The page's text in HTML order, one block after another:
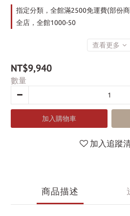
指定分類，全館滿2500免運費(部份
全店，全館1000-50
查看更多
NT$9,940
數量
加入購物車
加入追蹤
商品描述